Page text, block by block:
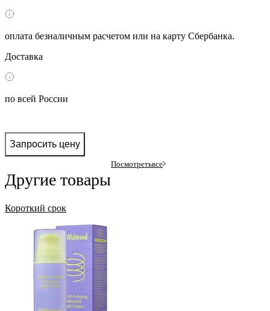
оплата безналичным расчетом или на карту Сбербанка.
Доставка
по всей России
Запросить цену
Другие товары
Посмотретьвсе
Короткий срок